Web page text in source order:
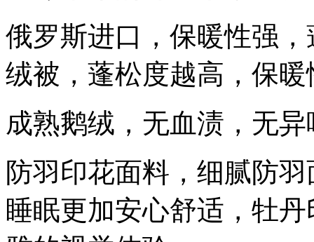
俄罗斯进口，保暖性强
绒被，蓬松度越高，保
成熟鹅绒，无血渍，无
防羽印花面料，细腻防
睡眠更加安心舒适，牡